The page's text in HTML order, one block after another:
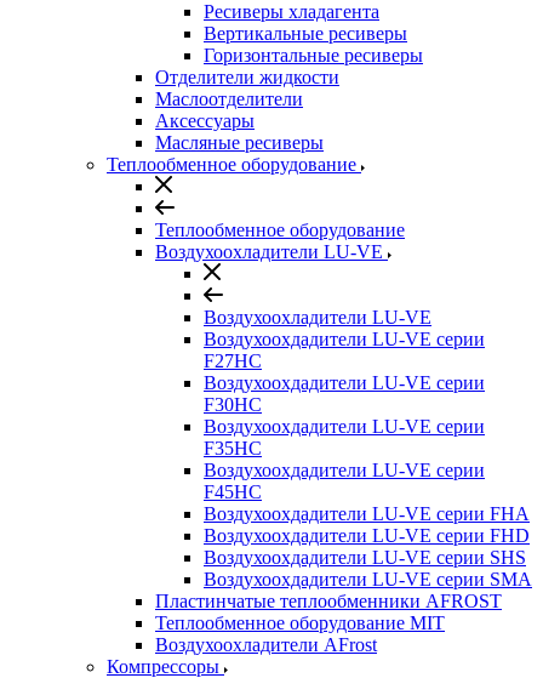
Ресиверы хладагента
Вертикальные ресиверы
Горизонтальные ресиверы
Отделители жидкости
Маслоотделители
Аксессуары
Масляные ресиверы
Теплообменное оборудование
Теплообменное оборудование
Воздухоохладители LU-VE
Воздухоохладители LU-VE
Воздухоохдадители LU-VE серии
F27HC
Воздухоохдадители LU-VE серии
F30HC
Воздухоохдадители LU-VE серии
F35HC
Воздухоохдадители LU-VE серии
F45HC
Воздухоохдадители LU-VE серии FHA
Воздухоохдадители LU-VE серии FHD
Воздухоохдадители LU-VE серии SHS
Воздухоохдадители LU-VE серии SMA
Пластинчатые теплообменники AFROST
Теплообменное оборудование MIT
Воздухоохладители AFrost
Компрессоры